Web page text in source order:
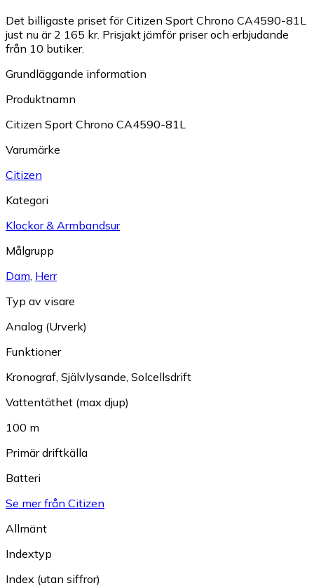
Det billigaste priset för Citizen Sport Chrono CA4590-81L
just nu är 2 165 kr. Prisjakt jämför priser och erbjudande
från 10 butiker.
Grundläggande information
Produktnamn
Citizen Sport Chrono CA4590-81L
Varumärke
Citizen
Kategori
Klockor & Armbandsur
Målgrupp
Dam Herr
Typ av visare
Analog (Urverk)
Funktioner
Kronograf Självlysande Solcellsdrift
Vattentäthet (max djup)
100 m
Primär driftkälla
Batteri
Se mer från Citizen
Allmänt
Indextyp
Index (utan siffror)